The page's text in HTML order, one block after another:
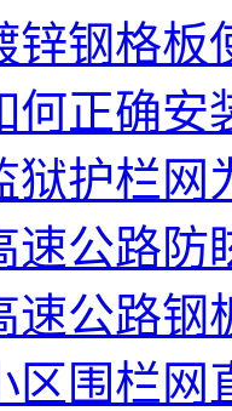
锌钢格板
何正确安
狱护栏网
速公路防
速公路钢
区围栏网